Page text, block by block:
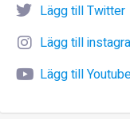
Lägg till Twitter
Lägg till
Lägg till